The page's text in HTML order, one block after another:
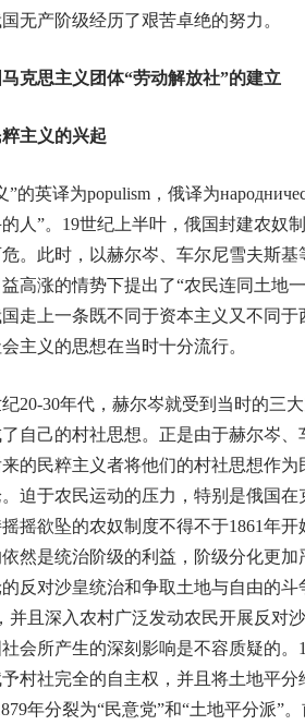
无产阶级经历了艰苦卓绝的努力。
克思主义团体“劳动解放社”的建立
粹主义的兴起
”的英译为populism，俄译为
人”。19世纪上半叶，俄国封建农奴
。此时，以赫尔岑、车尔尼雪夫斯
高涨的情势下提出了“农民连同土地
走上一条既不同于资本主义又不同
主义的思想在当时十分流行。
20-30年代，赫尔岑就受到当时的三
自己的村社思想。正是由于赫尔岑
的民粹主义者将他们的村社思想作
迫于农民运动的压力，特别是俄国
摇欲坠的农奴制度不得不于1861年
然是统治阶级的利益，阶级分化更
反对沙皇统治和争取土地与自由的
并且深入农村广泛发动农民开展反对
会所产生的深刻影响是不容质疑的。
村社完全的自主权，并且将土地平
年分裂为“民意党”和“土地平分派”